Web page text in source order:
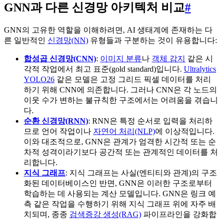
GNN과 다른 신경망 아키텍처 비교#
GNN의 고유한 역할을 이해하려면, AI 생태계에 존재하는 다
른 일반적인 신경망(NN) 유형들과 구분하는 것이 유용합니다:
합성곱 신경망(CNN): 이미지 분류나 객체 감지
같은 시
각적 작업에서 최고 표준(gold standard)입니다. Ultralytics
YOLO26 같은 모델은 고정 그리드 픽셀 데이터를 처리
하기 위해 CNN에 의존합니다. 그러나 CNN은 각 노드의
이웃 수가 변하는 불규칙한 구조에서는 어려움을 겪습니
다.
순환 신경망(RNN): RNN은 특정 순서로 입력을 처리하
므로 언어 작업이나 자연어 처리(NLP)에 이상적입니다.
이와 대조적으로, GNN은 관계가 엄격한 시간적 또는 순
차적 성격이라기보다 공간적 또는 관계적인 데이터를 처
리합니다.
지식 그래프: 지식 그래프는 사실(엔티티와 관계)의 구조
화된 데이터베이스인 반면, GNN은 이러한 구조로부터
학습하는 데 사용되는 계산 모델입니다. GNN은 링크 예
측 같은 작업을 수행하기 위해 지식 그래프 위에 자주 배
치되며, 종종 검색증강 생성(RAG) 파이프라인을 강화합